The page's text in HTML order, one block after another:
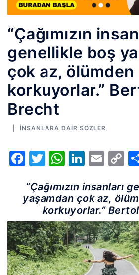
“Çağımızın
genellikle boş
çok az, ölümden
korkuyorlar.”
Brecht
İNSANLARA DAIR SÖZLER
Facebook
Twitter
“Çağımızın insanları
yaşamdan çok az,
korkuyorlar.”